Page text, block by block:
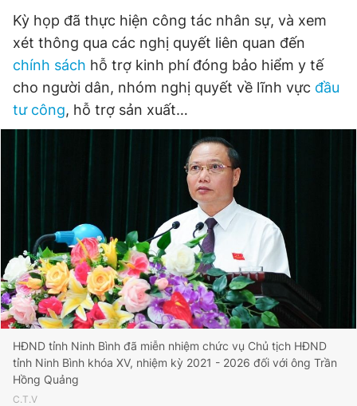
Đọc Thanh Niên trên điện thoại
Hotline
0906 645 777
Liên hệ quảng cáo
0908 780 404
Đặt báo Quảng cáo RSS Tòa soạn Chính sách bảo
Tổng biên tập: Nguyễn Ngọc Toàn
Phó tổng biên tập thường trực: Hải Thành
Phó tổng biên tập: Lâm Hiếu Dũng
Phó tổng biên tập: Trần Việt Hưng
Tổng thư ký tòa soạn: Đức Trung
Kỳ họp đã thực hiện công tác nhân sự, và xem
xét thông qua các nghị quyết liên quan đến
chính sách hỗ trợ kinh phí đóng bảo hiểm y tế
cho người dân, nhóm nghị quyết về lĩnh vực đầu
tư công, hỗ trợ sản xuất…
HĐND tỉnh Ninh Bình đã miễn nhiệm chức vụ Chủ tịch HĐND
tỉnh Ninh Bình khóa XV, nhiệm kỳ 2021 - 2026 đối với ông Trần
Hồng Quảng
C.T.V